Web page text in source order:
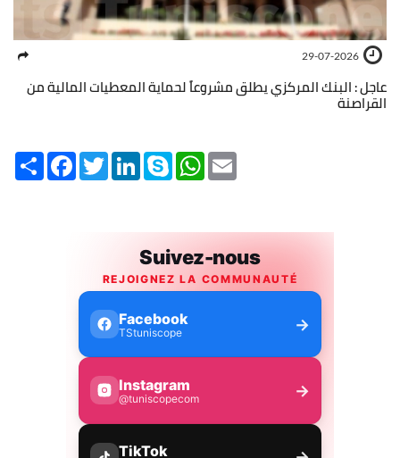
29-07-2026
عاجل : البنك المركزي يطلق مشروعاً لحماية المعطيات المالية من
القراصنة
Share FacebookTwitterLinkedInSkype WhatsApp